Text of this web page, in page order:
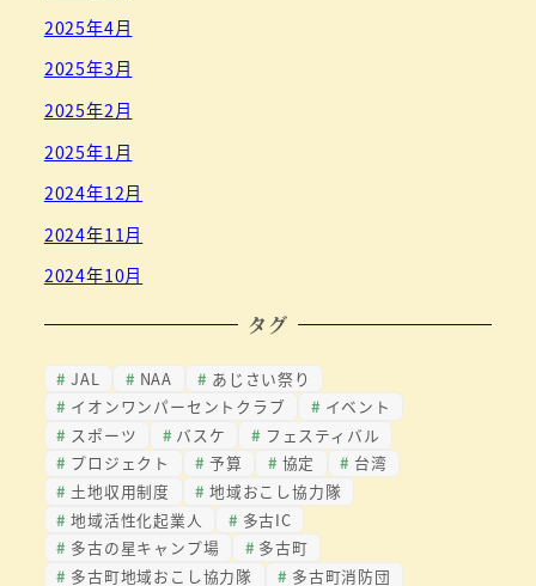
2025年4月
2025年3月
2025年2月
2025年1月
2024年12月
2024年11月
2024年10月
タグ
JAL NAA
あじさい祭り
イオンワンパーセントクラブ
イベント
スポーツ
バスケ
フェスティバル
プロジェクト
予算 協定
台湾
土地収用制度
地域おこし協力隊
地域活性化起業人
多古IC
多古の星キャンプ場
多古町
多古町地域おこし協力隊
多古町消防団